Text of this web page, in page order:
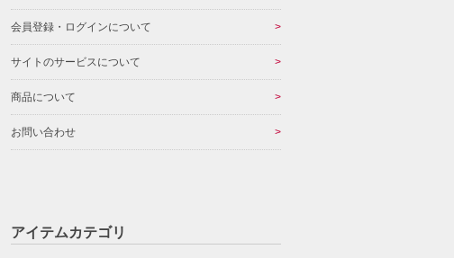
会員登録・ログインについて
サイトのサービスについて
商品について
お問い合わせ
アイテムカテゴリ